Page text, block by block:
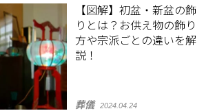
【図解】初盆・新盆の飾
りとは？お供え物の飾り
方や宗派ごとの違いを解
説！
葬儀 2024.04.24